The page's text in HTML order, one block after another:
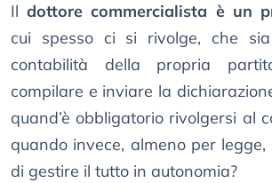
Ildottore commercialista è un
cui spesso ci si rivolge, che
contabilità della propria
compilare e inviare la
quand’è obbligatorio rivolgersi al
quando invece, almeno per legge,
di gestire il tutto in autonomia?